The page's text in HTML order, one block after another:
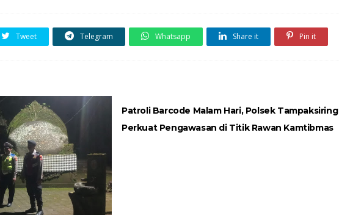
Tweet Telegram Whatsapp Share it Pin it
Patroli Barcode Malam Hari, Polsek Tampaksiring
Perkuat Pengawasan di Titik Rawan Kamtibmas